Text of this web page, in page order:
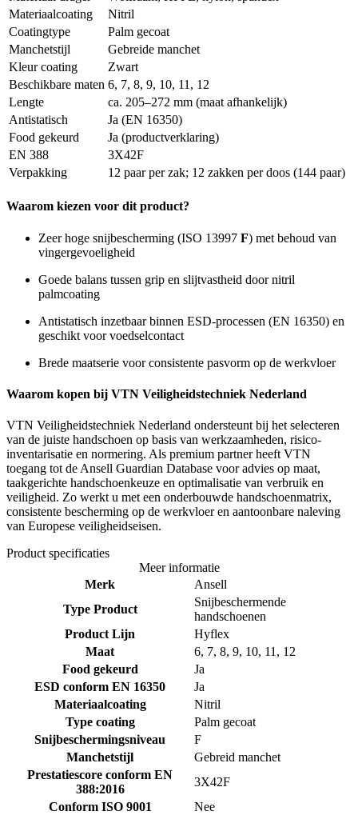
Materiaalcoating
Nitril
Coatingtype
Palm gecoat
Manchetstijl
Gebreide manchet
Kleur coating
Zwart
Beschikbare maten 6, 7, 8, 9, 10, 11, 12
Lengte
ca. 205–272 mm (maat afhankelijk)
Antistatisch
Ja (EN 16350)
Food gekeurd
Ja (productverklaring)
EN 388
3X42F
Verpakking
12 paar per zak; 12 zakken per doos (144 paar)
Waarom kiezen voor dit product?
Zeer hoge snijbescherming (ISO 13997 F) met behoud van
vingergevoeligheid
Goede balans tussen grip en slijtvastheid door nitril
palmcoating
Antistatisch inzetbaar binnen ESD-processen (EN 16350) en
geschikt voor voedselcontact
Brede maatserie voor consistente pasvorm op de werkvloer
Waarom kopen bij VTN Veiligheidstechniek Nederland
VTN Veiligheidstechniek Nederland ondersteunt bij het selecteren
van de juiste handschoen op basis van werkzaamheden, risico-
inventarisatie en normering. Als premium partner heeft VTN
toegang tot de Ansell Guardian Database voor advies op maat,
taakgerichte handschoenkeuze en optimalisatie van verbruik en
veiligheid. Zo werkt u met een onderbouwde handschoenmatrix,
consistente bescherming op de werkvloer en aantoonbare naleving
van Europese veiligheidseisen.
Product specificaties
Meer informatie
Merk
Ansell
Type Product
Snijbeschermende
handschoenen
Product Lijn
Hyflex
Maat
6, 7, 8, 9, 10, 11, 12
Food gekeurd
Ja
ESD conform EN 16350
Ja
Materiaalcoating
Nitril
Type coating
Palm gecoat
Snijbeschermingsniveau
F
Manchetstijl
Gebreid manchet
Prestatiescore conform EN
388:2016
3X42F
Conform ISO 9001
Nee